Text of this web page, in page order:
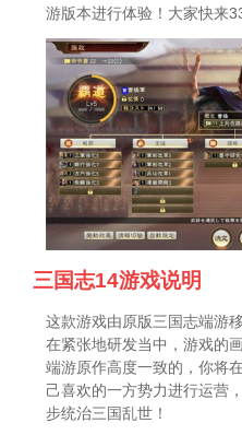
游版本进行体验！大家快来
三国志14游戏说明
这款游戏由原版三国志端游
在紧张地研发当中，游戏的
端游原作高度一致的，你将
己喜欢的一方势力进行运营
步统治三国乱世！